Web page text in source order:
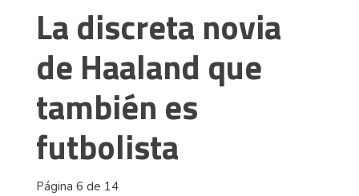
La discreta novia
de Haaland que
también es
futbolista
Página 6 de 14